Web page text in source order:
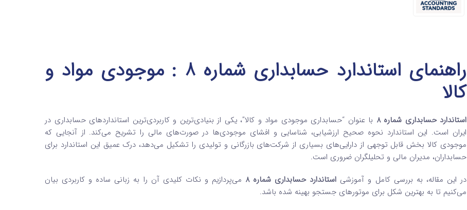
راهنمای استاندارد حسابداری شماره 8 : موجودی مواد و
کالا
استاندارد حسابداری شماره 8
با عنوان “حسابداری موجودی مواد و کالا”، یکی از بنیادی‌ترین و کاربردی‌ترین استانداردهای حسابداری در
ایران است. این استاندارد نحوه صحیح ارزشیابی، شناسایی و افشای موجودی‌ها در صورت‌های مالی را تشریح می‌کند. از آنجایی که
موجودی کالا بخش قابل توجهی از دارایی‌های بسیاری از شرکت‌های بازرگانی و تولیدی را تشکیل می‌دهد، درک عمیق این استاندارد برای
حسابداران، مدیران مالی و تحلیلگران ضروری است.
در این مقاله، به بررسی کامل و آموزشی استاندارد حسابداری شماره 8
می‌پردازیم و نکات کلیدی آن را به زبانی ساده و کاربردی بیان
می‌کنیم تا به بهترین شکل برای موتورهای جستجو بهینه شده باشد.